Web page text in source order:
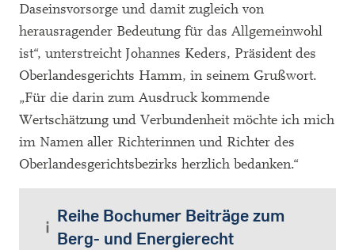
Daseinsvorsorge und damit zugleich von
herausragender Bedeutung für das Allgemeinwohl
ist“, unterstreicht Johannes Keders, Präsident des
Oberlandesgerichts Hamm, in seinem Grußwort.
„Für die darin zum Ausdruck kommende
Wertschätzung und Verbundenheit möchte ich mich
im Namen aller Richterinnen und Richter des
Oberlandesgerichtsbezirks herzlich bedanken.“
Reihe Bochumer Beiträge zum
Berg- und Energierecht